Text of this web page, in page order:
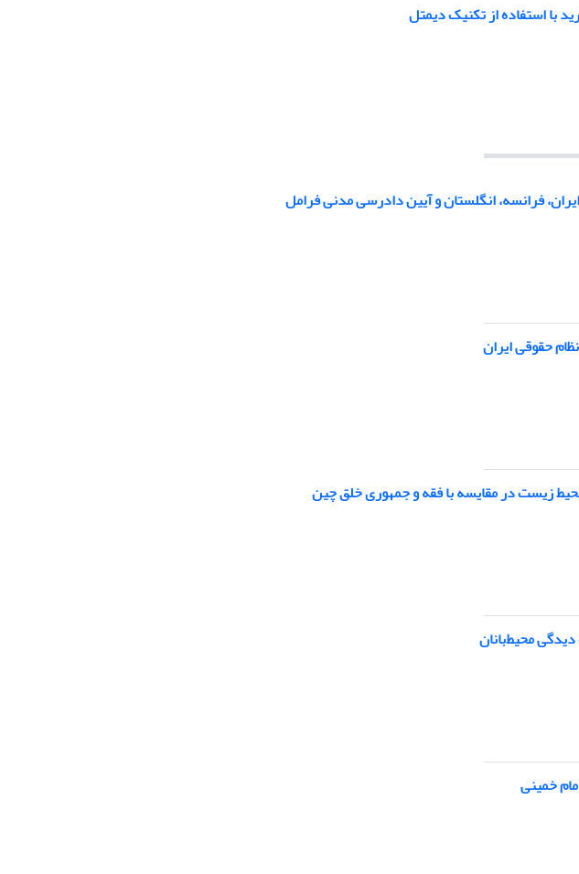
با استفاده از تکنیک دیمتل
فرانسه، انگلستان و آیین دادرسی مدنی فرامل
حقوقی ایران
زیست در مقایسه با فقه و جمهوری خلق چین
محیط‌بانان
خمینی